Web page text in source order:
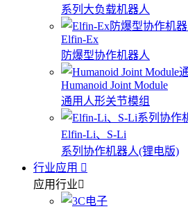
系列大负载机器人
Elfin-Ex
防爆型协作机器人
Humanoid Joint Module
通用人形关节模组
Elfin-Li、S-Li
系列协作机器人(锂电版)
行业应用
应用行业